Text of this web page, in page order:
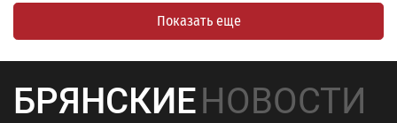
Показать еще
БРЯНСКИЕНОВОСТИ